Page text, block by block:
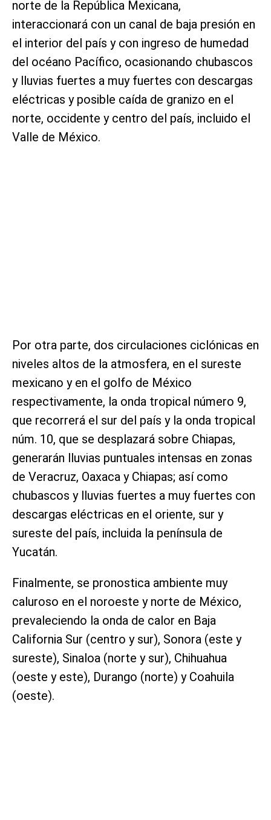
norte de la República Mexicana,
interaccionará con un canal de baja presión en
el interior del país y con ingreso de humedad
del océano Pacífico, ocasionando chubascos
y lluvias fuertes a muy fuertes con descargas
eléctricas y posible caída de granizo en el
norte, occidente y centro del país, incluido el
Valle de México.
Por otra parte, dos circulaciones ciclónicas en
niveles altos de la atmosfera, en el sureste
mexicano y en el golfo de México
respectivamente, la onda tropical número 9,
que recorrerá el sur del país y la onda tropical
núm. 10, que se desplazará sobre Chiapas,
generarán lluvias puntuales intensas en zonas
de Veracruz, Oaxaca y Chiapas; así como
chubascos y lluvias fuertes a muy fuertes con
descargas eléctricas en el oriente, sur y
sureste del país, incluida la península de
Yucatán.
Finalmente, se pronostica ambiente muy
caluroso en el noroeste y norte de México,
prevaleciendo la onda de calor en Baja
California Sur (centro y sur), Sonora (este y
sureste), Sinaloa (norte y sur), Chihuahua
(oeste y este), Durango (norte) y Coahuila
(oeste).